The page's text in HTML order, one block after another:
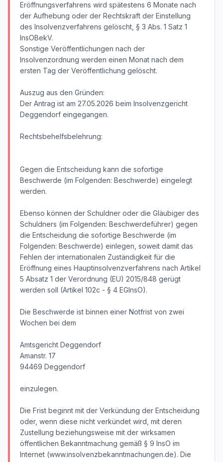
Eröffnungsverfahrens wird spätestens 6 Monate nach
der Aufhebung oder der Rechtskraft der Einstellung
des Insolvenzverfahrens gelöscht, § 3 Abs. 1 Satz 1
InsOBekV.
Sonstige Veröffentlichungen nach der
Insolvenzordnung werden einen Monat nach dem
ersten Tag der Veröffentlichung gelöscht.
Auszug aus den Gründen:
Der Antrag ist am 27.05.2026 beim Insolvenzgericht
Deggendorf eingegangen.
Rechtsbehelfsbelehrung:
Gegen die Entscheidung kann die sofortige
Beschwerde (im Folgenden: Beschwerde) eingelegt
werden.
Ebenso können der Schuldner oder die Gläubiger des
Schuldners (im Folgenden: Beschwerdeführer) gegen
die Entscheidung die sofortige Beschwerde (im
Folgenden: Beschwerde) einlegen, soweit damit das
Fehlen der internationalen Zuständigkeit für die
Eröffnung eines Hauptinsolvenzverfahrens nach Artikel
5 Absatz 1 der Verordnung (EU) 2015/848 gerügt
werden soll (Artikel 102c - § 4 EGInsO).
Die Beschwerde ist binnen einer Notfrist von zwei
Wochen bei dem
Amtsgericht Deggendorf
Amanstr. 17
94469 Deggendorf
einzulegen.
Die Frist beginnt mit der Verkündung der Entscheidung
oder, wenn diese nicht verkündet wird, mit deren
Zustellung beziehungsweise mit der wirksamen
öffentlichen Bekanntmachung gemäß § 9 InsO im
Internet (www.insolvenzbekanntmachungen.de). Die